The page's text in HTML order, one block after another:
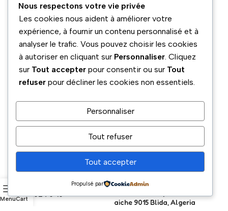
05 54 02 70 40
aiche 9015 Blida, Algeria
MenuCart
Nous respectons votre vie privée
Les cookies nous aident à améliorer votre
expérience, à fournir un contenu personnalisé et à
analyser le trafic. Vous pouvez choisir les cookies
à autoriser en cliquant sur Personnaliser . Cliquez
sur Tout accepter pour consentir ou sur Tout
refuser pour décliner les cookies non essentiels.
Personnaliser
Tout refuser
Tout accepter
Propulsé par